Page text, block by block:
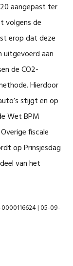
aangepast ter
volgens de
erop dat deze
uitgevoerd aan
de CO2-
Hierdoor
stijgt en op
Wet BPM
fiscale
op Prinsjesdag
van het
| 05-09-